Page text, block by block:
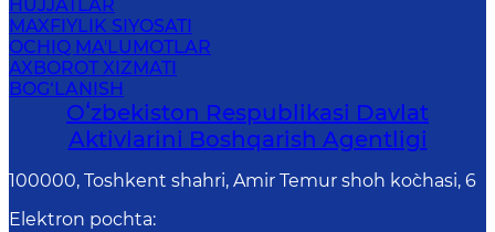
HUJJATLAR
MAXFIYLIK SIYOSATI
OCHIQ MA'LUMOTLAR
AXBOROT XIZMATI
BOG‘LANISH
Oʻzbekiston Respublikasi Davlat
Aktivlarini Boshqarish Agentligi
100000, Toshkent shahri, Amir Temur shoh ko`chasi, 6
Elektron pochta: